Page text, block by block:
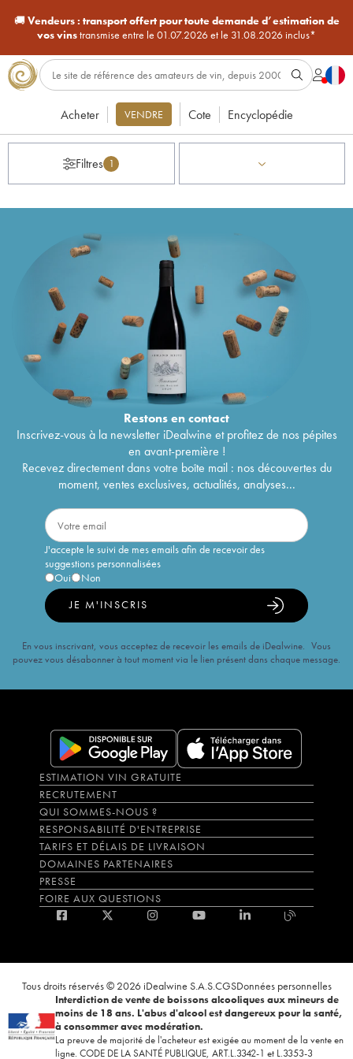
🚚Vendeurs : transport offert pour toute demande d’estimation de
vos vinstransmise entre le 01.07.2026 et le 31.08.2026 inclus*
Acheter VENDRE Cote Encyclopédie
Filtres 1
Restons encontact
Inscrivez-vous à la newsletter iDealwine et profitez de nos pépites
en avant-première !
Recevez directement dans votre boîte mail : nos découvertes du
moment, ventes exclusives, actualités, analyses...
J'accepte le suivi de mes emails afin de recevoir des
suggestions personnalisées
Oui
Non
JE M'INSCRIS
En vous inscrivant, vous acceptez de recevoir les emails de iDealwine. Vous
pouvez vous désabonner à tout moment via le lien présent dans chaque message.
ESTIMATION VIN GRATUITE
RECRUTEMENT
QUI SOMMES-NOUS ?
RESPONSABILITÉ D'ENTREPRISE
TARIFS ET DÉLAIS DE LIVRAISON
DOMAINES PARTENAIRES
PRESSE
FOIRE AUX QUESTIONS
Tous droits réservés © 2026 iDealwine S.A.S.CGSDonnées personnelles
Interdiction de vente de boissons alcooliques aux mineurs de
moins de 18 ans. L'abus d'alcool est dangereux pour la santé,
à consommer avec modération.
La preuve de majorité de l'acheteur est exigée au moment de la vente en
ligne. CODE DE LA SANTÉ PUBLIQUE, ART.L.3342-1 et L.3353-3